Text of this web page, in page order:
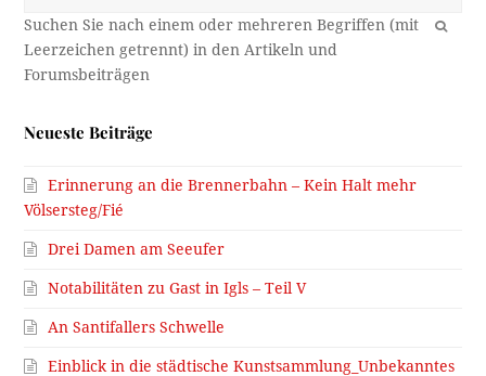
OK
Neueste Beiträge
Erinnerung an die Brennerbahn – Kein Halt mehr
Völsersteg/Fié
Drei Damen am Seeufer
Notabilitäten zu Gast in Igls – Teil V
An Santifallers Schwelle
Einblick in die städtische Kunstsammlung_Unbekanntes